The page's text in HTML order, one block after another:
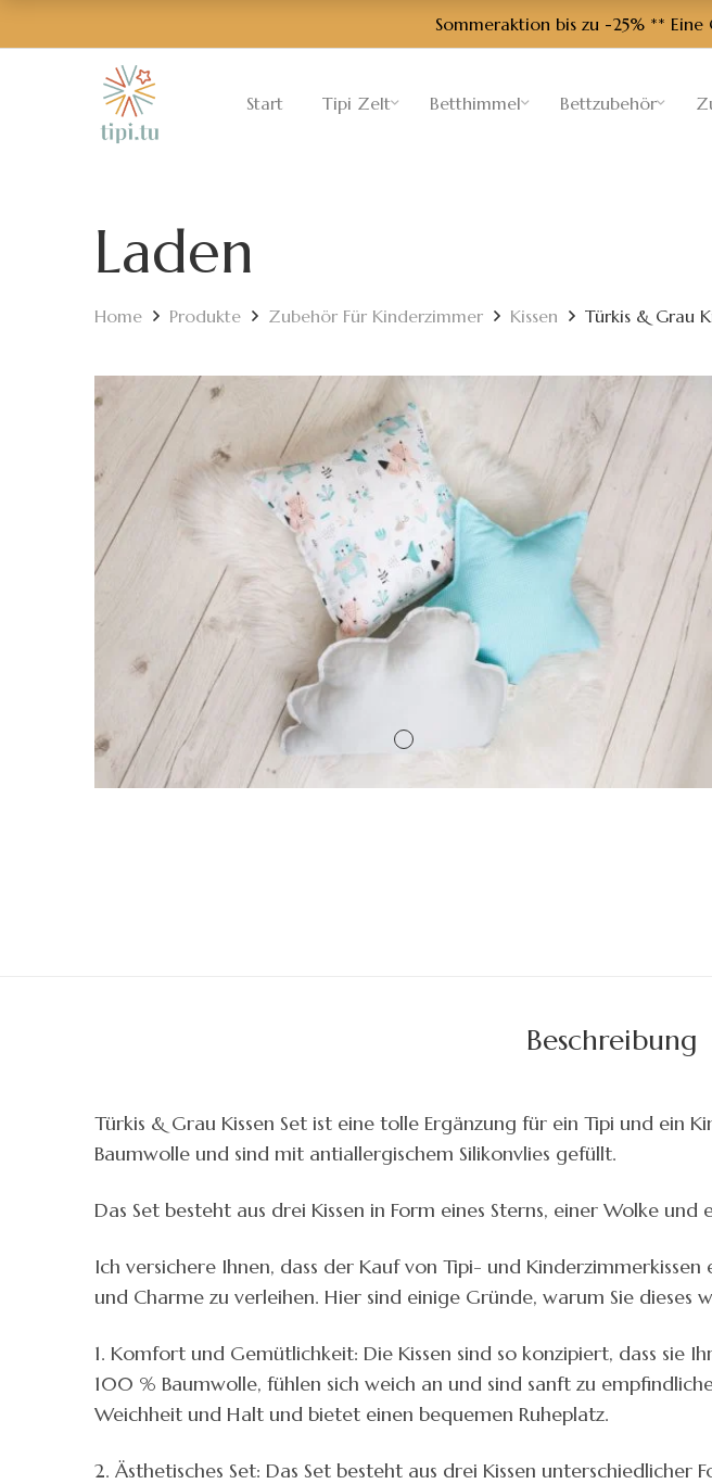
Sommeraktion bis zu -25% **
Start Tipi Zelt Betthimmel Bettzubehör
Laden
Home Produkte Zubehör Für Kinderzimmer Kissen Türkis & Grau
Beschreibung
Türkis & Grau Kissen Set ist eine tolle Ergänzung für ein Tipi und ein
Baumwolle und sind mit antiallergischem Silikonvlies gefüllt.
Das Set besteht aus drei Kissen in Form eines Sterns, einer Wolke und
Ich versichere Ihnen, dass der Kauf von Tipi- und
und Charme zu verleihen. Hier sind einige Gründe, warum Sie dieses
1. Komfort und Gemütlichkeit: Die Kissen sind so konzipiert, dass sie
100 % Baumwolle, fühlen sich weich an und sind sanft zu
Weichheit und Halt und bietet einen bequemen Ruheplatz.
2. Ästhetisches Set: Das Set besteht aus drei Kissen